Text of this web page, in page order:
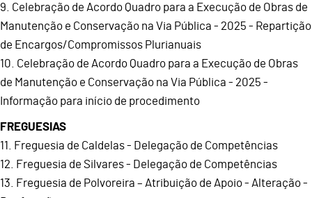
9. Celebração de Acordo Quadro para a Execução de Obras de
Manutenção e Conservação na Via Pública - 2025 - Repartição
de Encargos/Compromissos Plurianuais
10. Celebração de Acordo Quadro para a Execução de Obras
de Manutenção e Conservação na Via Pública - 2025 -
Informação para início de procedimento
FREGUESIAS
11. Freguesia de Caldelas - Delegação de Competências
12. Freguesia de Silvares - Delegação de Competências
13. Freguesia de Polvoreira – Atribuição de Apoio - Alteração -